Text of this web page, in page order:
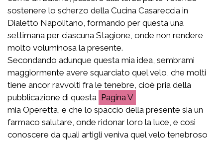
sostenere lo scherzo della Cucina Casareccia in
Dialetto Napolitano, formando per questa una
settimana per ciascuna Stagione, onde non rendere
molto voluminosa la presente.
Secondando adunque questa mia idea, sembrami
maggiormente avere squarciato quel velo, che molti
tiene ancor ravvolti fra le tenebre, cioè pria della
pubblicazione di questa
V
mia Operetta, e che lo spaccio della presente sia un
farmaco salutare, onde ridonar loro la luce, e così
conoscere da quali artigli veniva quel velo tenebroso